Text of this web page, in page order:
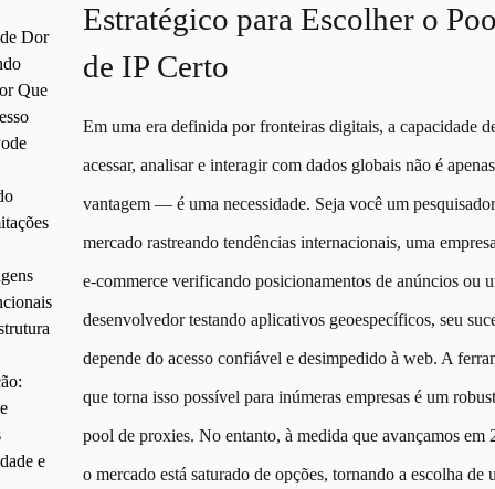
Dor
Que
e
Estratégico para Escolher o
de IP Certo
Em uma era definida por fronteiras digitais, a capacidade
acessar, analisar e interagir com dados globais não é
vantagem — é uma necessidade. Seja você um
mercado rastreando tendências internacionais, uma
e-commerce verificando posicionamentos de anúncios ou
desenvolvedor testando aplicativos geoespecíficos, seu
depende do acesso confiável e desimpedido à web. A
que torna isso possível para inúmeras empresas é um
pool de proxies. No entanto, à medida que avançamos em
o mercado está saturado de opções, tornando a escolha de